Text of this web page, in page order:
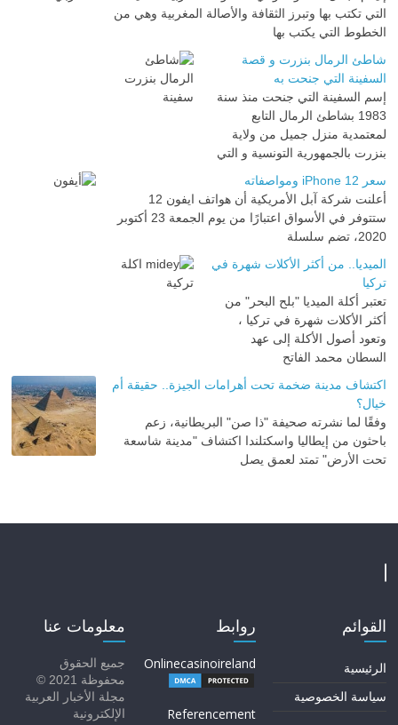
التي تكتب بها وتبرز الثقافة والأصالة المغربية وهي من
الخطوط التي يكتب بها
شاطئ الرمال بنزرت و قصة
السفينة التي جنحت به
إسم السفينة التي جنحت منذ سنة
1983 بشاطئ الرمال التابع
لمعتمدية منزل جميل من ولاية
بنزرت بالجمهورية التونسية و التي
سعر iPhone 12 ومواصفاته
أعلنت شركة آبل الأمريكية أن هواتف ايفون 12
ستتوفر في الأسواق اعتبارًا من يوم الجمعة 23 أكتوبر
2020، تضم سلسلة
الميديا.. من أكثر الأكلات شهرة في
تركيا
تعتبر أكلة الميديا "بلح البحر" من
أكثر الأكلات شهرة في تركيا ،
وتعود أصول الأكلة إلى عهد
السطان محمد الفاتح
اكتشاف مدينة ضخمة تحت أهرامات الجيزة.. حقيقة أم
خيال؟
وفقًا لما نشرته صحيفة "ذا صن" البريطانية، زعم
باحثون من إيطاليا واسكتلندا اكتشاف "مدينة شاسعة
تحت الأرض" تمتد لعمق يصل
القوائم
الرئيسية
سياسة الخصوصية
روابط
Onlinecasinoireland
Referencement
معلومات عنا
جميع الحقوق
محفوظة 2021 ©
مجلة الأخبار العربية
الإلكترونية